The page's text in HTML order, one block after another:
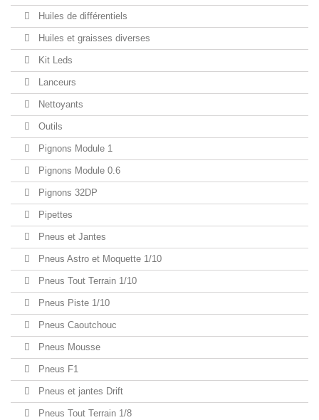
Huiles de différentiels
Huiles et graisses diverses
Kit Leds
Lanceurs
Nettoyants
Outils
Pignons Module 1
Pignons Module 0.6
Pignons 32DP
Pipettes
Pneus et Jantes
Pneus Astro et Moquette 1/10
Pneus Tout Terrain 1/10
Pneus Piste 1/10
Pneus Caoutchouc
Pneus Mousse
Pneus F1
Pneus et jantes Drift
Pneus Tout Terrain 1/8